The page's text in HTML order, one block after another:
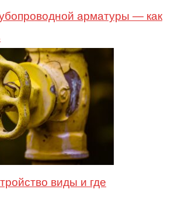
арматуры — как
виды и где